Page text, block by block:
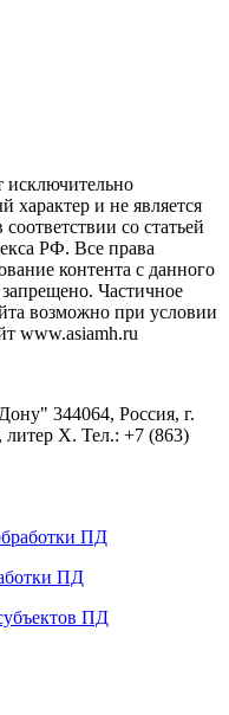
исключительно
и не является
со статьей
РФ. Все права
контента с данного
запрещено. Частичное
возможно при условии
www.asiamh.ru
344064, Россия, г.
литер Х. Тел.: +7 (863)
ПД
ПД
ПД